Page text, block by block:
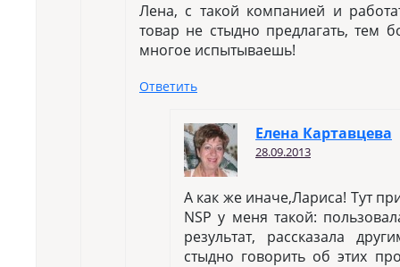
Лена, с такой компанией и
товар не стыдно предлагать, тем
многое испытываешь!
Ответить
Елена Картавцева
28.09.2013
А как же иначе,Лариса! Тут
NSP у меня такой:
результат, рассказала
стыдно говорить об этих